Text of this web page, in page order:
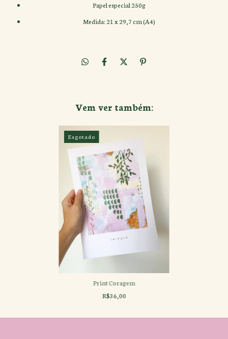
Papel especial 250g
Medida: 21 x 29,7 cm (A4)
Vem ver também:
Esgotado
Print Coragem
R$36,00